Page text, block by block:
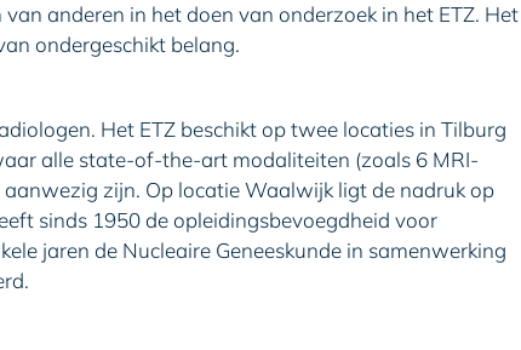
anderen in het doen van onderzoek in het ETZ. Het
ondergeschikt belang.
Het ETZ beschikt op twee locaties in Tilburg
alle state-of-the-art modaliteiten (zoals 6 MRI-
aanwezig zijn. Op locatie Waalwijk ligt de nadruk op
sinds 1950 de opleidingsbevoegdheid voor
jaren de Nucleaire Geneeskunde in samenwerking